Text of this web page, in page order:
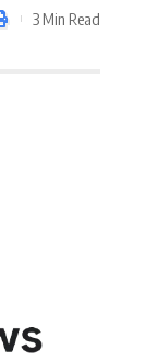
3 Min Read